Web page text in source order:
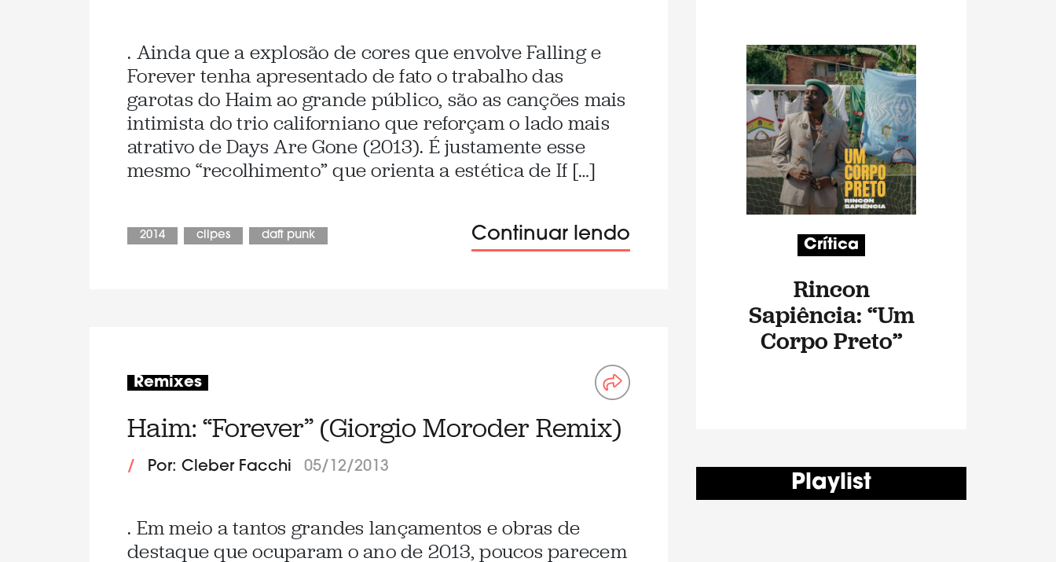
. Ainda que a explosão de cores que envolve Falling e
Forever tenha apresentado de fato o trabalho das
garotas do Haim ao grande público, são as canções mais
intimista do trio californiano que reforçam o lado mais
atrativo de Days Are Gone (2013). É justamente esse
mesmo “recolhimento” que orienta a estética de If […]
2014 clipes daft punk Continuar lendo
Remixes
Haim: “Forever” (Giorgio Moroder Remix)
/ Por: Cleber Facchi 05/12/2013
. Em meio a tantos grandes lançamentos e obras de
destaque que ocuparam o ano de 2013, poucos parecem
Crítica
Rincon
Sapiência: “Um
Corpo Preto”
Playlist